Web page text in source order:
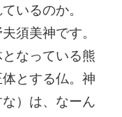
いるのか。
須美神です。
なっている熊
とする仏。神
）は、なーん